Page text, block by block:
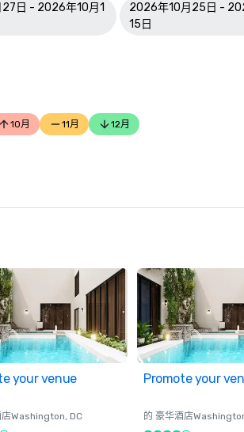
日 - 2026年10月1
2026年10月25日 -
15日
10月 11月 12月
your venue
店Washington, DC
Promote your
的 豪华酒店